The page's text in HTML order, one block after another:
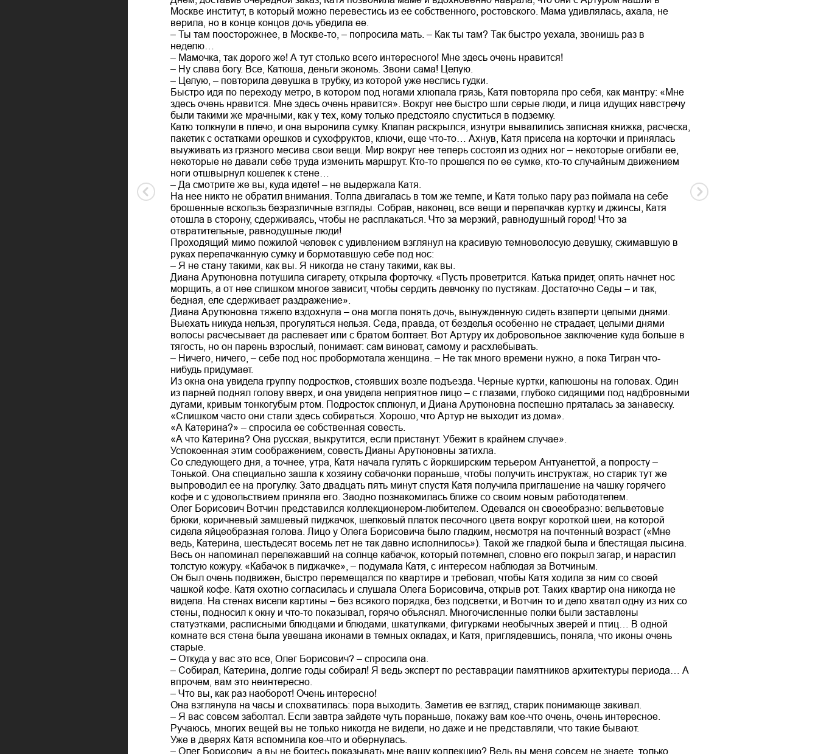
Москве институт, в который можно перевестись из ее собственного, ростовского. Мама удивлялась, ахала, не
верила, но в конце концов дочь убедила ее.
– Ты там поосторожнее, в Москве-то, – попросила мать. – Как ты там? Так быстро уехала, звонишь раз в
неделю…
– Мамочка, так дорого же! А тут столько всего интересного! Мне здесь очень нравится!
– Ну слава богу. Все, Катюша, деньги экономь. Звони сама! Целую.
– Целую, – повторила девушка в трубку, из которой уже неслись гудки.
Быстро идя по переходу метро, в котором под ногами хлюпала грязь, Катя повторяла про себя, как мантру: «Мне
здесь очень нравится. Мне здесь очень нравится». Вокруг нее быстро шли серые люди, и лица идущих навстречу
были такими же мрачными, как у тех, кому только предстояло спуститься в подземку.
Катю толкнули в плечо, и она выронила сумку. Клапан раскрылся, изнутри вывалились записная книжка, расческа,
пакетик с остатками орешков и сухофруктов, ключи, еще что-то… Ахнув, Катя присела на корточки и принялась
выуживать из грязного месива свои вещи. Мир вокруг нее теперь состоял из одних ног – некоторые огибали ее,
некоторые не давали себе труда изменить маршрут. Кто-то прошелся по ее сумке, кто-то случайным движением
ноги отшвырнул кошелек к стене…
– Да смотрите же вы, куда идете! – не выдержала Катя.
На нее никто не обратил внимания. Толпа двигалась в том же темпе, и Катя только пару раз поймала на себе
брошенные вскользь безразличные взгляды. Собрав, наконец, все вещи и перепачкав куртку и джинсы, Катя
отошла в сторону, сдерживаясь, чтобы не расплакаться. Что за мерзкий, равнодушный город! Что за
отвратительные, равнодушные люди!
Проходящий мимо пожилой человек с удивлением взглянул на красивую темноволосую девушку, сжимавшую в
руках перепачканную сумку и бормотавшую себе под нос:
– Я не стану такими, как вы. Я никогда не стану такими, как вы.
Диана Арутюновна потушила сигарету, открыла форточку. «Пусть проветрится. Катька придет, опять начнет нос
морщить, а от нее слишком многое зависит, чтобы сердить девчонку по пустякам. Достаточно Седы – и так,
бедная, еле сдерживает раздражение».
Диана Арутюновна тяжело вздохнула – она могла понять дочь, вынужденную сидеть взаперти целыми днями.
Выехать никуда нельзя, прогуляться нельзя. Седа, правда, от безделья особенно не страдает, целыми днями
волосы расчесывает да распевает или с братом болтает. Вот Артуру их добровольное заключение куда больше в
тягость, но он парень взрослый, понимает: сам виноват, самому и расхлебывать.
– Ничего, ничего, – себе под нос пробормотала женщина. – Не так много времени нужно, а пока Тигран что-
нибудь придумает.
Из окна она увидела группу подростков, стоявших возле подъезда. Черные куртки, капюшоны на головах. Один
из парней поднял голову вверх, и она увидела неприятное лицо – с глазами, глубоко сидящими под надбровными
дугами, кривым тонкогубым ртом. Подросток сплюнул, и Диана Арутюновна поспешно пряталась за занавеску.
«Слишком часто они стали здесь собираться. Хорошо, что Артур не выходит из дома».
«А Катерина?» – спросила ее собственная совесть.
«А что Катерина? Она русская, выкрутится, если пристанут. Убежит в крайнем случае».
Успокоенная этим соображением, совесть Дианы Арутюновны затихла.
Со следующего дня, а точнее, утра, Катя начала гулять с йоркширским терьером Антуанеттой, а попросту –
Тонькой. Она специально зашла к хозяину собачонки пораньше, чтобы получить инструктаж, но старик тут же
выпроводил ее на прогулку. Зато двадцать пять минут спустя Катя получила приглашение на чашку горячего
кофе и с удовольствием приняла его. Заодно познакомилась ближе со своим новым работодателем.
Олег Борисович Вотчин представился коллекционером-любителем. Одевался он своеобразно: вельветовые
брюки, коричневый замшевый пиджачок, шелковый платок песочного цвета вокруг короткой шеи, на которой
сидела яйцеобразная голова. Лицо у Олега Борисовича было гладким, несмотря на почтенный возраст («Мне
ведь, Катерина, шестьдесят восемь лет не так давно исполнилось»). Такой же гладкой была и блестящая лысина.
Весь он напоминал перележавший на солнце кабачок, который потемнел, словно его покрыл загар, и нарастил
толстую кожуру. «Кабачок в пиджачке», – подумала Катя, с интересом наблюдая за Вотчиным.
Он был очень подвижен, быстро перемещался по квартире и требовал, чтобы Катя ходила за ним со своей
чашкой кофе. Катя охотно согласилась и слушала Олега Борисовича, открыв рот. Таких квартир она никогда не
видела. На стенах висели картины – без всякого порядка, без подсветки, и Вотчин то и дело хватал одну из них со
стены, подносил к окну и что-то показывал, горячо объяснял. Многочисленные полки были заставлены
статуэтками, расписными блюдцами и блюдами, шкатулками, фигурками необычных зверей и птиц… В одной
комнате вся стена была увешана иконами в темных окладах, и Катя, приглядевшись, поняла, что иконы очень
старые.
– Откуда у вас это все, Олег Борисович? – спросила она.
– Собирал, Катерина, долгие годы собирал! Я ведь эксперт по реставрации памятников архитектуры периода… А
впрочем, вам это неинтересно.
– Что вы, как раз наоборот! Очень интересно!
Она взглянула на часы и спохватилась: пора выходить. Заметив ее взгляд, старик понимающе закивал.
– Я вас совсем заболтал. Если завтра зайдете чуть пораньше, покажу вам кое-что очень, очень интересное.
Ручаюсь, многих вещей вы не только никогда не видели, но даже и не представляли, что такие бывают.
Уже в дверях Катя вспомнила кое-что и обернулась.
– Олег Борисович, а вы не боитесь показывать мне вашу коллекцию? Ведь вы меня совсем не знаете, только